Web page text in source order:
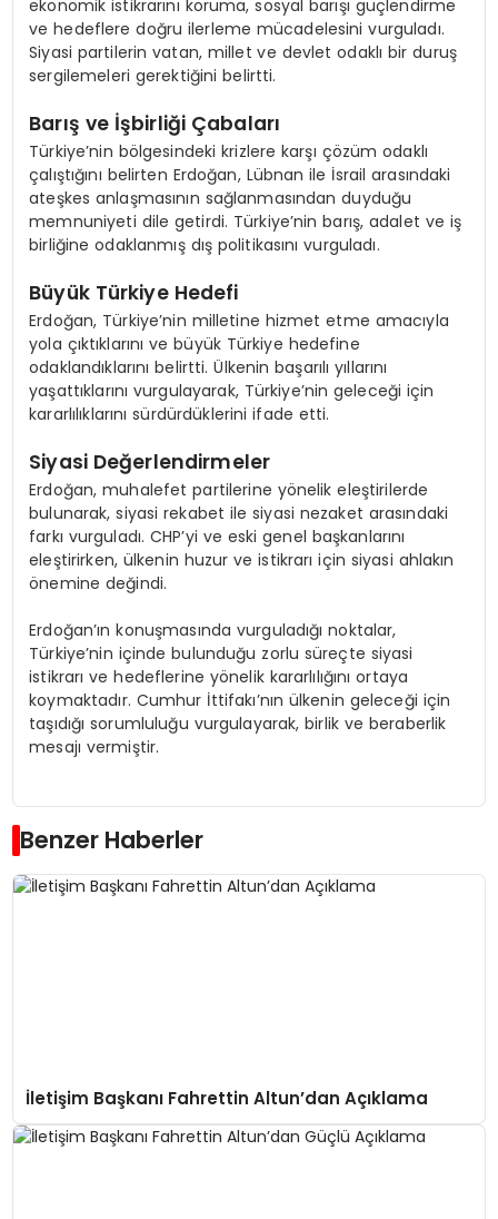
ekonomik istikrarını koruma, sosyal barışı güçlendirme
ve hedeflere doğru ilerleme mücadelesini vurguladı.
Siyasi partilerin vatan, millet ve devlet odaklı bir duruş
sergilemeleri gerektiğini belirtti.
Barış ve İşbirliği Çabaları
Türkiye’nin bölgesindeki krizlere karşı çözüm odaklı
çalıştığını belirten Erdoğan, Lübnan ile İsrail arasındaki
ateşkes anlaşmasının sağlanmasından duyduğu
memnuniyeti dile getirdi. Türkiye’nin barış, adalet ve iş
birliğine odaklanmış dış politikasını vurguladı.
Büyük Türkiye Hedefi
Erdoğan, Türkiye’nin milletine hizmet etme amacıyla
yola çıktıklarını ve büyük Türkiye hedefine
odaklandıklarını belirtti. Ülkenin başarılı yıllarını
yaşattıklarını vurgulayarak, Türkiye’nin geleceği için
kararlılıklarını sürdürdüklerini ifade etti.
Siyasi Değerlendirmeler
Erdoğan, muhalefet partilerine yönelik eleştirilerde
bulunarak, siyasi rekabet ile siyasi nezaket arasındaki
farkı vurguladı. CHP’yi ve eski genel başkanlarını
eleştirirken, ülkenin huzur ve istikrarı için siyasi ahlakın
önemine değindi.
Erdoğan’ın konuşmasında vurguladığı noktalar,
Türkiye’nin içinde bulunduğu zorlu süreçte siyasi
istikrarı ve hedeflerine yönelik kararlılığını ortaya
koymaktadır. Cumhur İttifakı’nın ülkenin geleceği için
taşıdığı sorumluluğu vurgulayarak, birlik ve beraberlik
mesajı vermiştir.
Benzer Haberler
İletişim Başkanı Fahrettin Altun’dan Açıklama